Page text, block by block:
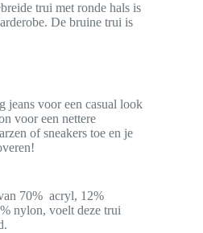
trui met ronde hals is
De bruine trui is
jeans voor een casual look
voor een nettere
of sneakers toe en je
70% acryl, 12%
nylon, voelt deze trui